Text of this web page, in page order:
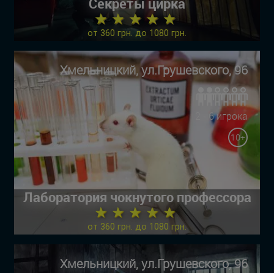
★ ★ ★ ★ ★
от 360 грн. до 1080 грн.
Хмельницкий, ул.Грушевского, 96
2 - 6 игрока
10+
Лаборатория чокнутого профессора
★ ★ ★ ★ ★
от 360 грн. до 1080 грн.
Хмельницкий, ул.Грушевского, 96